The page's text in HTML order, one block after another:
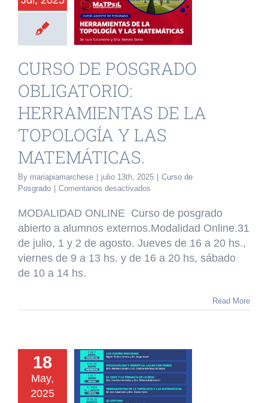
Y LAS
de Posgrado
CURSO DE POSGRADO
OBLIGATORIO:
HERRAMIENTAS DE LA
TOPOLOGÍA Y LAS
MATEMÁTICAS.
By mariapiamarchese julio 13th, 2025
Curso de
Posgrado
Comentarios desactivados
DE
POSGRADO
OBLIGATORIO:
HERRAMIENTAS
DE
MATEMÁTICAS.
MODALIDAD ONLINE Curso de posgrado
abierto a alumnos externos.Modalidad Online.31
de julio, 1 y 2 de agosto. Jueves de 16 a 20 hs.,
viernes de 9 a 13 hs. y de 16 a 20 hs, sábado
de 10 a 14 hs.
Read More
18
May,
2025
FECHAS
DE